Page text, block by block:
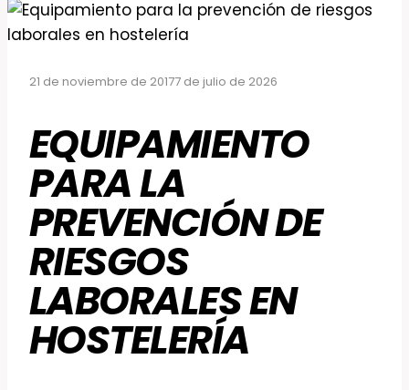
21 de noviembre de 20177 de julio de 2026
EQUIPAMIENTO
PARA LA
PREVENCIÓN DE
RIESGOS
LABORALES EN
HOSTELERÍA